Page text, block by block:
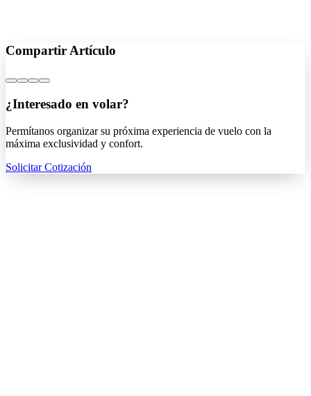
Compartir Artículo
¿Interesado en volar?
Permítanos organizar su próxima experiencia de vuelo con la
máxima exclusividad y confort.
Solicitar Cotización